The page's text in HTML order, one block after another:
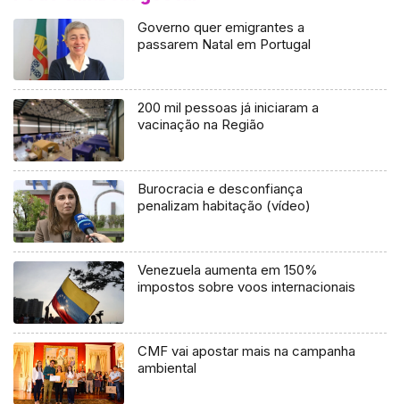
Governo quer emigrantes a
passarem Natal em Portugal
200 mil pessoas já iniciaram a
vacinação na Região
Burocracia e desconfiança
penalizam habitação (vídeo)
Venezuela aumenta em 150%
impostos sobre voos internacionais
CMF vai apostar mais na campanha
ambiental